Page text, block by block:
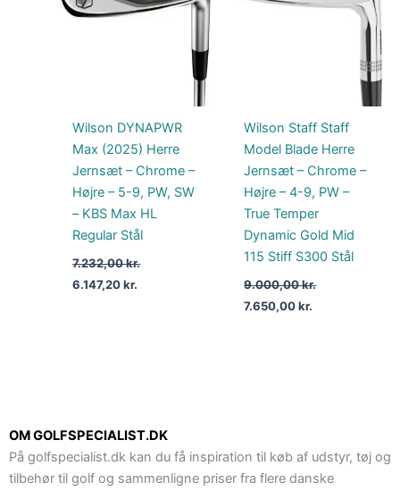
Wilson DYNAPWR
Max (2025) Herre
Jernsæt – Chrome –
Højre – 5-9, PW, SW
– KBS Max HL
Regular Stål
7.232,00kr.
6.147,20kr.
Wilson Staff Staff
Model Blade Herre
Jernsæt – Chrome –
Højre – 4-9, PW –
True Temper
Dynamic Gold Mid
115 Stiff S300 Stål
9.000,00kr.
7.650,00kr.
OM GOLFSPECIALIST.DK
På golfspecialist.dk kan du få inspiration til køb af udstyr, tøj og
tilbehør til golf og sammenligne priser fra flere danske